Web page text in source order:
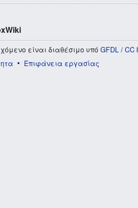
είναι διαθέσιμο υπόGFDL / CC
Επιφάνεια εργασίας